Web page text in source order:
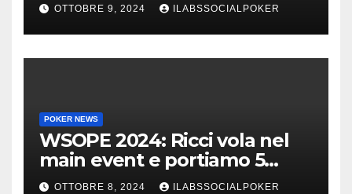
OTTOBRE 9, 2024 ILABSSOCIALPOKER
POKER NEWS
WSOPE 2024: Ricci vola nel
main event e portiamo 5
azzurri al day 4
OTTOBRE 8, 2024 ILABSSOCIALPOKER